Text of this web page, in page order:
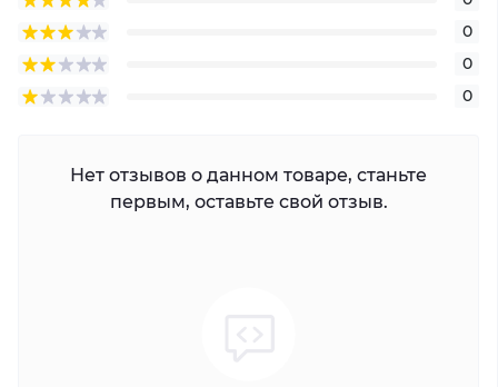
0
0
0
Нет отзывов о данном товаре, станьте
первым, оставьте свой отзыв.